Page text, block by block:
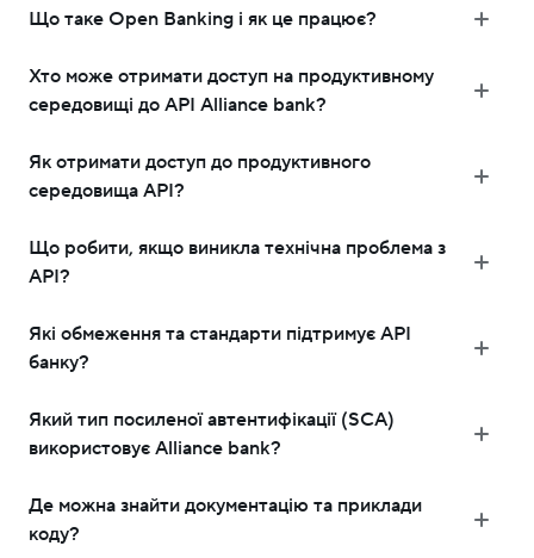
Що таке Open Banking і як це працює?
Хто може отримати доступ на продуктивному
середовищі до API Alliance bank?
Як отримати доступ до продуктивного
середовища API?
Що робити, якщо виникла технічна проблема з
API?
Які обмеження та стандарти підтримує API
банку?
Який тип посиленої автентифікації (SCA)
використовує Alliance bank?
Де можна знайти документацію та приклади
коду?